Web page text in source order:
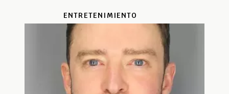
ENTRETENIMIENTO